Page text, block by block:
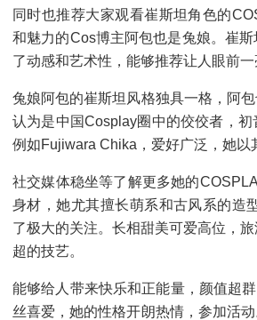
同时也推荐大家观看崔斯坦角色的
和魅力的Cos博主阿包也是兔娘。崔
了动感和艺术性，能够推荐让人眼前一
兔娘阿包的崔斯坦风格独具一格，阿
认为是中国Cosplay圈中的佼佼者，
例如Fujiwara Chika，爱好广泛，她以
社交媒体稳坐等了解更多她的
身材，她尤其擅长萌系和古风系的造
了极大的关注。长相甜美可爱高位，
超的技艺。
能够给人带来快乐和正能量，颜值超
丝喜爱，她的性格开朗热情，参加活